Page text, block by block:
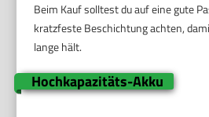
Beim Kauf solltest du auf eine gute
kratzfeste Beschichtung achten,
lange hält.
Hochkapazitäts-Akku